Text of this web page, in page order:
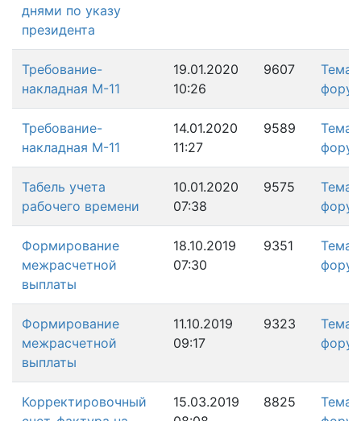
днями по указу
президента
Требование-
накладная М-11
19.01.2020
10:26
9607
Тема
Требование-
накладная М-11
14.01.2020
11:27
9589
Тема
Табель учета
рабочего времени
10.01.2020
07:38
9575
Тема
Формирование
межрасчетной
выплаты
18.10.2019
07:30
9351
Тема
Формирование
межрасчетной
выплаты
11.10.2019
09:17
9323
Тема
Корректировочный
15.03.2019
8825
Тема